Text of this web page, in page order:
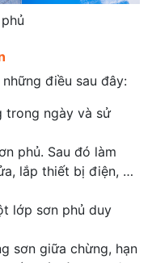
điều sau đây:
trong ngày và sử
phủ. Sau đó làm
lắp thiết bị điện, …
lớp sơn phủ duy
sơn giữa chừng, hạn